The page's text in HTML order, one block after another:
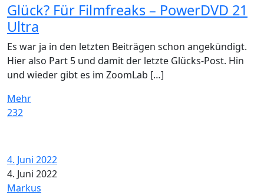
Glück? Für Filmfreaks – PowerDVD 21
Ultra
Es war ja in den letzten Beiträgen schon angekündigt.
Hier also Part 5 und damit der letzte Glücks-Post. Hin
und wieder gibt es im ZoomLab […]
Mehr
232
4. Juni 2022
4. Juni 2022
Markus